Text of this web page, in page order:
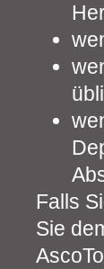
Falls
Sie